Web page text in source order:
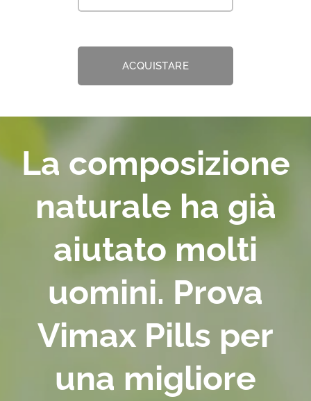
ACQUISTARE
La composizione
naturale ha già
aiutato molti
uomini. Prova
Vimax Pills per
una migliore